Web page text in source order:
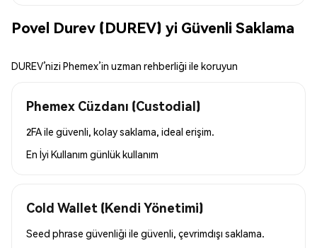
Povel Durev (DUREV) yi Güvenli Saklama
DUREV’nizi Phemex’in uzman rehberliği ile koruyun
Phemex Cüzdanı (Custodial)
2FA ile güvenli, kolay saklama, ideal erişim.
En İyi Kullanım günlük kullanım
Cold Wallet (Kendi Yönetimi)
Seed phrase güvenliği ile güvenli, çevrimdışı saklama.